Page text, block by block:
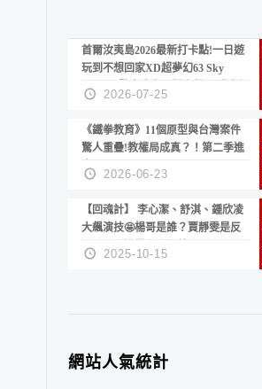
首爾汝夷島2026最新打卡點!一日遊
玩到不想回家XD超夢幻63 Sky
Picnic、鷺良津帝王蟹大餐、《淚之
女王》拍攝地、漢江公園免費玩水
2026-07-25
《鐵拳教育》11個原型與台灣案件
驚人重疊!教權局成真？！第二季進
度？😍
2026-06-23
【回魂計】 李心潔、舒淇、鍾欣凌
大飆演技🤩楊哥是誰？賈靜雯是反
派？死刑還是私刑正義
2025-10-15
網站人氣統計